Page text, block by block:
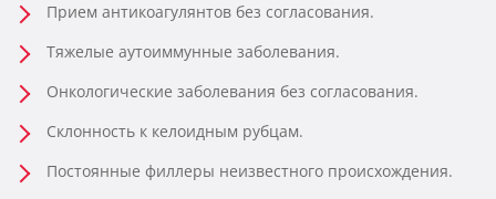
Прием антикоагулянтов без согласования.
Тяжелые аутоиммунные заболевания.
Онкологические заболевания без согласования.
Склонность к келоидным рубцам.
Постоянные филлеры неизвестного происхождения.